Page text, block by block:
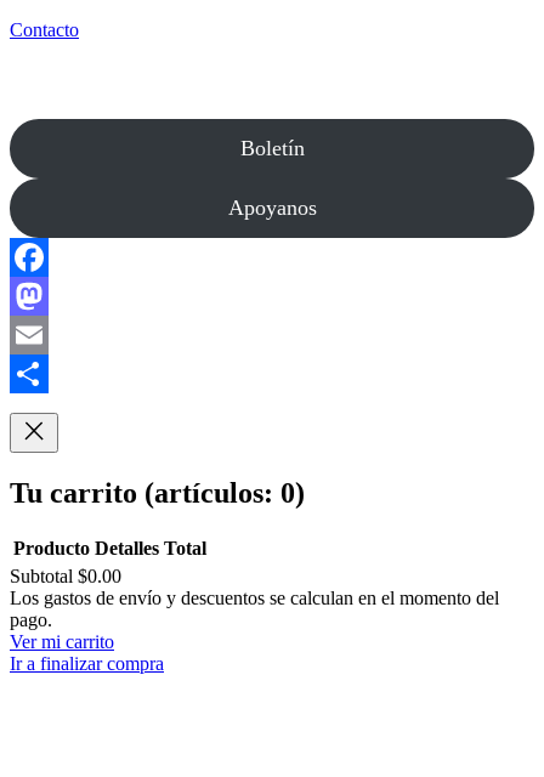
Contacto
Boletín
Apoyanos
Facebook
Mastodon
Email
Compartir
Tu carrito (artículos: 0)
Productos
del
carrito
Producto Detalles Total
Subtotal $0.00
Los gastos de envío y descuentos se calculan en el momento del
pago.
Ver mi carrito
Ir a finalizar compra